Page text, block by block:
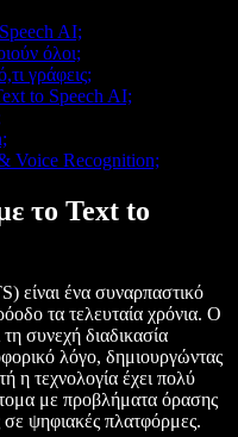
AI;
όλοι;
γράφεις;
to Speech AI;
Voice Recognition;
το Text to
είναι ένα συναρπαστικό
τα τελευταία χρόνια. Ο
συνεχή διαδικασία
λόγο, δημιουργώντας
η τεχνολογία έχει πολύ
με προβλήματα όρασης
σε ψηφιακές πλατφόρμες.